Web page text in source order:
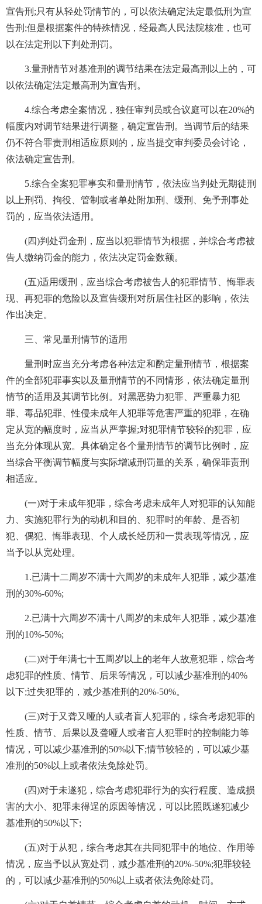
宣告刑;只有从轻处罚情节的，可以依法确定法定最低刑为宣
告刑;但是根据案件的特殊情况，经最高人民法院核准，也可
以在法定刑以下判处刑罚。
3.量刑情节对基准刑的调节结果在法定最高刑以上的，可
以依法确定法定最高刑为宣告刑。
4.综合考虑全案情况，独任审判员或合议庭可以在20%的
幅度内对调节结果进行调整，确定宣告刑。当调节后的结果
仍不符合罪责刑相适应原则的，应当提交审判委员会讨论，
依法确定宣告刑。
5.综合全案犯罪事实和量刑情节，依法应当判处无期徒刑
以上刑罚、拘役、管制或者单处附加刑、缓刑、免予刑事处
罚的，应当依法适用。
(四)判处罚金刑，应当以犯罪情节为根据，并综合考虑被
告人缴纳罚金的能力，依法决定罚金数额。
(五)适用缓刑，应当综合考虑被告人的犯罪情节、悔罪表
现、再犯罪的危险以及宣告缓刑对所居住社区的影响，依法
作出决定。
三、常见量刑情节的适用
量刑时应当充分考虑各种法定和酌定量刑情节，根据案
件的全部犯罪事实以及量刑情节的不同情形，依法确定量刑
情节的适用及其调节比例。对黑恶势力犯罪、严重暴力犯
罪、毒品犯罪、性侵未成年人犯罪等危害严重的犯罪，在确
定从宽的幅度时，应当从严掌握;对犯罪情节较轻的犯罪，应
当充分体现从宽。具体确定各个量刑情节的调节比例时，应
当综合平衡调节幅度与实际增减刑罚量的关系，确保罪责刑
相适应。
(一)对于未成年犯罪，综合考虑未成年人对犯罪的认知能
力、实施犯罪行为的动机和目的、犯罪时的年龄、是否初
犯、偶犯、悔罪表现、个人成长经历和一贯表现等情况，应
当予以从宽处理。
1.已满十二周岁不满十六周岁的未成年人犯罪，减少基准
刑的30%-60%;
2.已满十六周岁不满十八周岁的未成年人犯罪，减少基准
刑的10%-50%;
(二)对于年满七十五周岁以上的老年人故意犯罪，综合考
虑犯罪的性质、情节、后果等情况，可以减少基准刑的40%
以下;过失犯罪的，减少基准刑的20%-50%。
(三)对于又聋又哑的人或者盲人犯罪的，综合考虑犯罪的
性质、情节、后果以及聋哑人或者盲人犯罪时的控制能力等
情况，可以减少基准刑的50%以下;情节较轻的，可以减少基
准刑的50%以上或者依法免除处罚。
(四)对于未遂犯，综合考虑犯罪行为的实行程度、造成损
害的大小、犯罪未得逞的原因等情况，可以比照既遂犯减少
基准刑的50%以下;
(五)对于从犯，综合考虑其在共同犯罪中的地位、作用等
情况，应当予以从宽处罚，减少基准刑的20%-50%;犯罪较轻
的，可以减少基准刑的50%以上或者依法免除处罚。